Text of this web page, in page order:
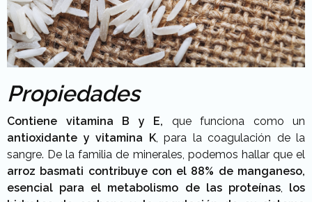
Propiedades
Contiene vitamina B y E, que funciona como un
antioxidante y vitamina K, para la coagulación de la
sangre. De la familia de minerales, podemos hallar que el
arroz basmati contribuye con el 88% de manganeso,
esencial para el metabolismo de las proteínas, los